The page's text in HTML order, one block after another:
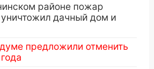
районе пожар
дачный дом и
предложили отменить